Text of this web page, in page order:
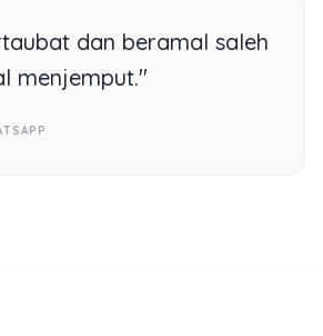
dan beramal saleh
menjemput."